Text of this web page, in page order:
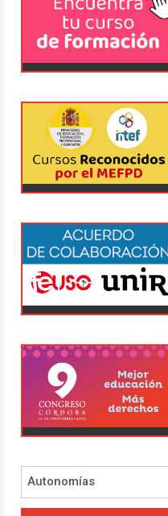
Autonomías